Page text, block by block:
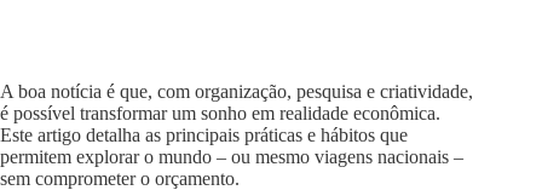
A boa notícia é que, com organização, pesquisa e criatividade,
é possível transformar um sonho em realidade econômica.
Este artigo detalha as principais práticas e hábitos que
permitem explorar o mundo – ou mesmo viagens nacionais –
sem comprometer o orçamento.